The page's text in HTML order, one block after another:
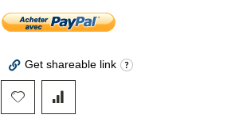
Get shareable link